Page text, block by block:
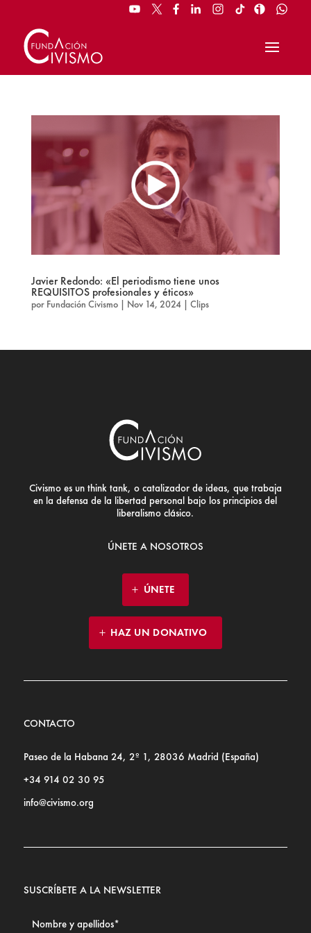
Javier Redondo: «El periodismo tiene unos
REQUISITOS profesionales y éticos»
por Fundación Civismo| Nov 14, 2024| Clips
Civismo es un think tank, o catalizador de ideas, que trabaja
en la defensa de la libertad personal bajo los principios del
liberalismo clásico.
ÚNETE A NOSOTROS
ÚNETE
HAZ UN DONATIVO
CONTACTO
Paseo de la Habana 24, 2º 1, 28036 Madrid (España)
+34 914 02 30 95
info@civismo.org
SUSCRÍBETE A LA NEWSLETTER